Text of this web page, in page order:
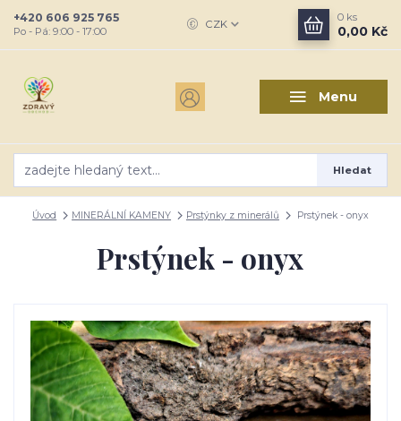
Menu
CZK
Hledat
+420 606 925 765
Po - Pá: 9:00 - 17:00
0 ks
0,00 Kč
Úvod MINERÁLNÍ KAMENY Prstýnky z minerálů Prstýnek - onyx
Prstýnek - onyx